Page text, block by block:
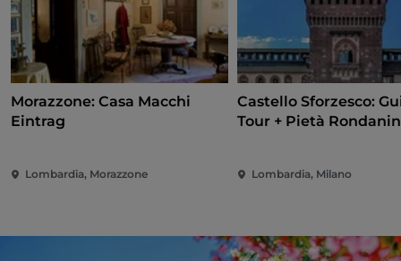
Morazzone: Casa Macchi
Eintrag
Lombardia, Morazzone
Castello Sforzesco:
Tour + Pietà
Lombardia, Milano